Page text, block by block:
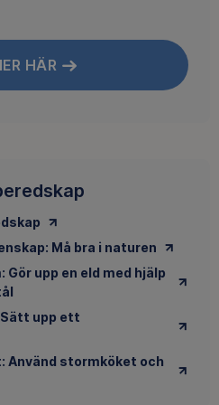
HÄR
Må bra i naturen
upp en eld med hjälp
upp ett
Använd stormköket och